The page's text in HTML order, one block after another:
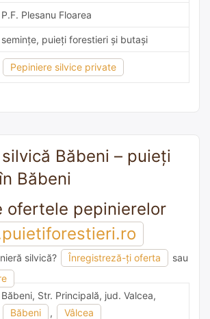
P.F. Plesanu Floarea
semințe, puieți forestieri și butași
Pepiniere silvice private
Băbeni – puieți
Băbeni
ofertele pepinierelor
silvică? Înregistreză-ți oferta
sau
Băbeni, Str. Principală, jud. Valcea,
Băbeni
, Vâlcea